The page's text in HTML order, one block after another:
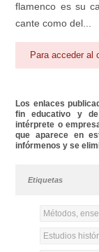
flamenco es su
cante como del...
Para acceder al
Los enlaces
fin educativo y de
intérprete o
que aparece en
infórmenos y se
Etiquetas
Métodos,
Estudios